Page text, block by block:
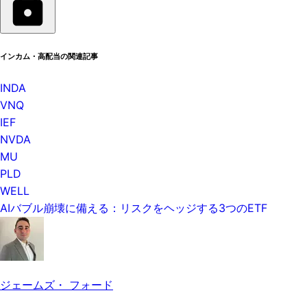
インカム・高配当の関連記事
INDA
VNQ
IEF
NVDA
MU
PLD
WELL
AIバブル崩壊に備える：リスクをヘッジする3つのETF
ジェームズ・ フォード